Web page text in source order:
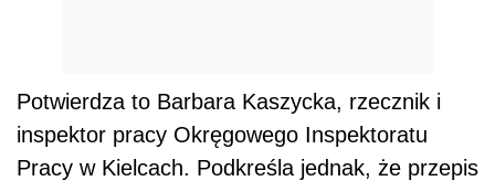
Potwierdza to Barbara Kaszycka, rzecznik i
inspektor pracy Okręgowego Inspektoratu
Pracy w Kielcach. Podkreśla jednak, że przepis